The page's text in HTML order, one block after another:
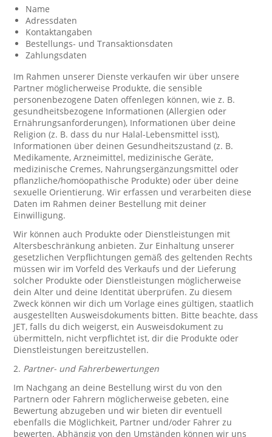
Name
Adressdaten
Kontaktangaben
Bestellungs- und Transaktionsdaten
Zahlungsdaten
Im Rahmen unserer Dienste verkaufen wir über unsere
Partner möglicherweise Produkte, die sensible
personenbezogene Daten offenlegen können, wie z. B.
gesundheitsbezogene Informationen (Allergien oder
Ernährungsanforderungen), Informationen über deine
Religion (z. B. dass du nur Halal-Lebensmittel isst),
Informationen über deinen Gesundheitszustand (z. B.
Medikamente, Arzneimittel, medizinische Geräte,
medizinische Cremes, Nahrungsergänzungsmittel oder
pflanzliche/homöopathische Produkte) oder über deine
sexuelle Orientierung. Wir erfassen und verarbeiten diese
Daten im Rahmen deiner Bestellung mit deiner
Einwilligung.
Wir können auch Produkte oder Dienstleistungen mit
Altersbeschränkung anbieten. Zur Einhaltung unserer
gesetzlichen Verpflichtungen gemäß des geltenden Rechts
müssen wir im Vorfeld des Verkaufs und der Lieferung
solcher Produkte oder Dienstleistungen möglicherweise
dein Alter und deine Identität überprüfen. Zu diesem
Zweck können wir dich um Vorlage eines gültigen, staatlich
ausgestellten Ausweisdokuments bitten. Bitte beachte, dass
JET, falls du dich weigerst, ein Ausweisdokument zu
übermitteln, nicht verpflichtet ist, dir die Produkte oder
Dienstleistungen bereitzustellen.
2. Partner- und Fahrerbewertungen
Im Nachgang an deine Bestellung wirst du von den
Partnern oder Fahrern möglicherweise gebeten, eine
Bewertung abzugeben und wir bieten dir eventuell
ebenfalls die Möglichkeit, Partner und/oder Fahrer zu
bewerten. Abhängig von den Umständen können wir uns